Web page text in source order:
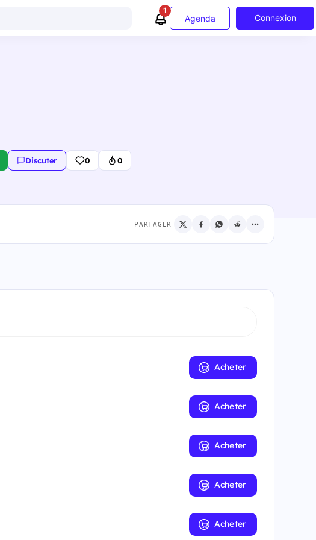
1
Agenda Connexion
Discuter 0 0
PARTAGER
Acheter
Acheter
Acheter
Acheter
Acheter